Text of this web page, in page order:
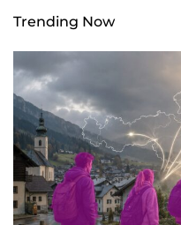
Trending Now